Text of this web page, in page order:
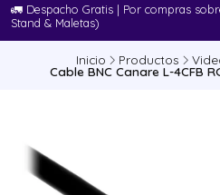
🚛​ Despacho Gratis | Por compras
Stand & Maletas)
Inicio Productos
Cable BNC Canare L-4CFB